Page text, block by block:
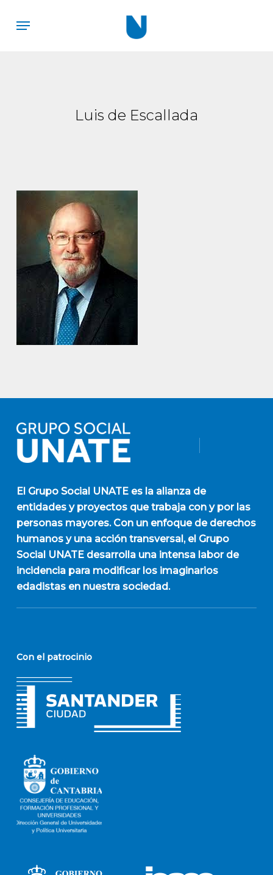
Menu
Luis de Escallada
El Grupo Social UNATEes la alianza de
entidades y proyectos que trabaja con y por las
personas mayores. Con un enfoque de derechos
humanos y una acción transversal, el Grupo
Social UNATE desarrolla una intensa labor de
incidencia para modificar los imaginarios
edadistas en nuestra sociedad.
Con el patrocinio